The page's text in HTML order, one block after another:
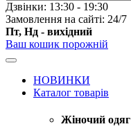
Дзвінки: 13:30 - 19:30
Замовлення на сайті: 24/7
Пт, Нд - вихідний
Ваш кошик порожній
НОВИНКИ
Каталог товарів
Жіночий одяг